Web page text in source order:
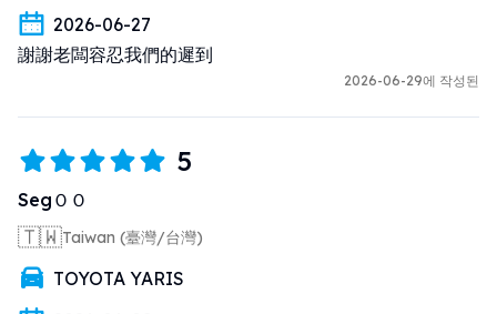
2026-06-27
謝謝老闆容忍我們的遲到
2026-06-29에 작성된
5
SegＯＯ
🇹🇼Taiwan (臺灣/台灣)
TOYOTA YARIS